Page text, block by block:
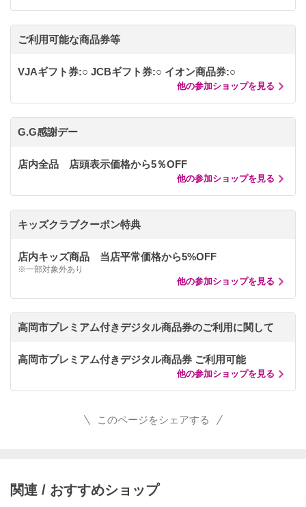
ご利用可能な商品券等
VJAギフト券:○ JCBギフト券:○ イオン商品券:○
他の参加ショップを見る
G.G感謝デー
店内全品 店頭表示価格から5％OFF
他の参加ショップを見る
キッズクラブクーポン特典
店内キッズ商品 当店平常価格から5%OFF
※一部対象外あり
他の参加ショップを見る
高岡市プレミアム付きデジタル商品券のご利用に関して
高岡市プレミアム付きデジタル商品券 ご利用可能
他の参加ショップを見る
このページをシェアする
関連 / おすすめショップ